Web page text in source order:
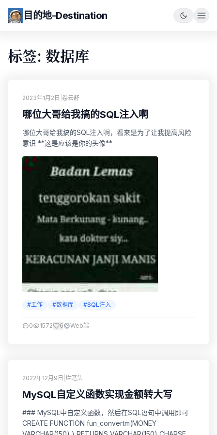
目的地-Destination
标签: 数据库
2023年1月2日 卷云舒
哪位大哥给我搞的SQL注入啊
哪位大哥给我搞的SQL注入啊，看来是为了让我提高风险
意识 **这是应该是你的头像**
#工作 #数据库 #SQL注入
0 1572 6 Web端
2022年12月9日 烂笔头
MySQL自定义函数实现金额转大写
### MySQL中自定义函数，然后在SQL语句中调用即可
CREATE FUNCTION fun_convertm(MONEY